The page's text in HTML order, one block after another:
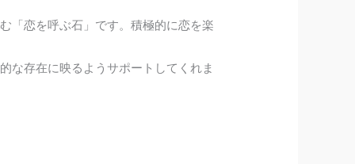
「恋を呼ぶ石」です。積極的に恋を楽
な存在に映るようサポートしてくれま